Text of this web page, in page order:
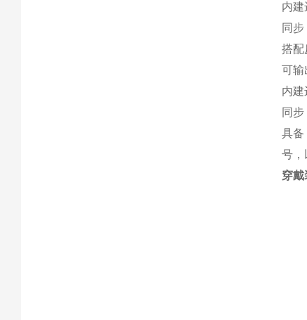
内
同
搭配
可输
内
同
具备
号，
穿戴